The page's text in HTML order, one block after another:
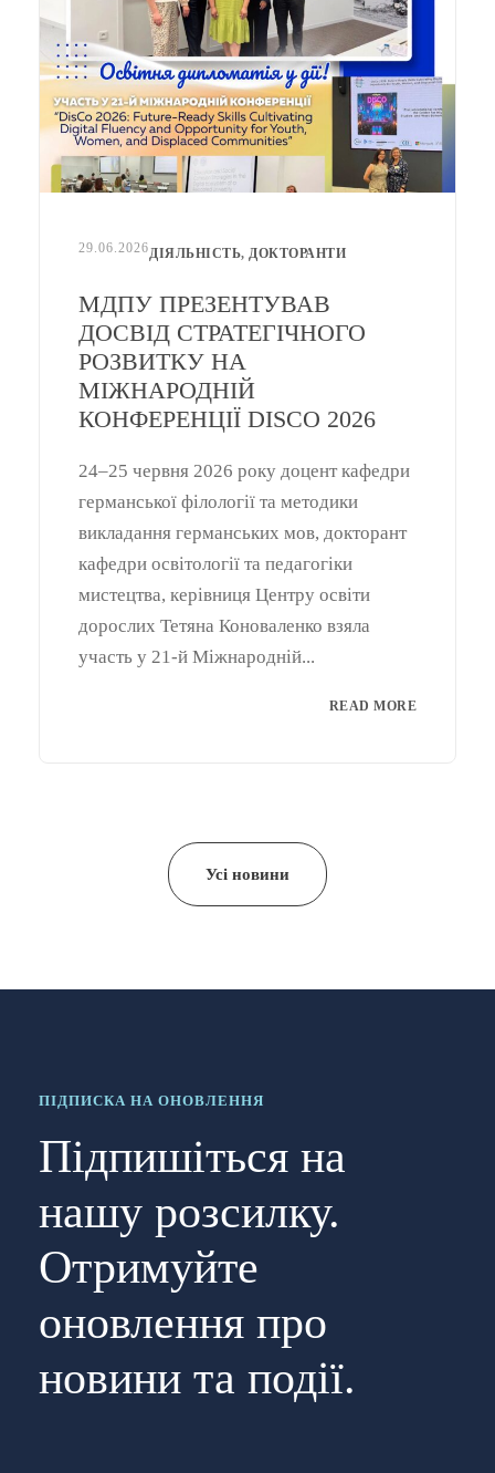
29.06.2026ДІЯЛЬНІСТЬ, ДОКТОРАНТИ
МДПУ ПРЕЗЕНТУВАВ
ДОСВІД СТРАТЕГІЧНОГО
РОЗВИТКУ НА
МІЖНАРОДНІЙ
КОНФЕРЕНЦІЇ DISCO 2026
24–25 червня 2026 року доцент кафедри
германської філології та методики
викладання германських мов, докторант
кафедри освітології та педагогіки
мистецтва, керівниця Центру освіти
дорослих Тетяна Коноваленко взяла
участь у 21-й Міжнародній...
READ MORE
Усі новини
ПІДПИСКА НА ОНОВЛЕННЯ
Підпишіться на
нашу розсилку.
Отримуйте
оновлення про
новини та події.